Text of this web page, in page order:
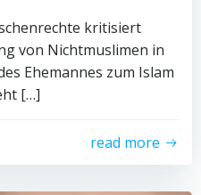
kritisiert
von Nichtmuslimen in
Ehemannes zum Islam
[…]
read more